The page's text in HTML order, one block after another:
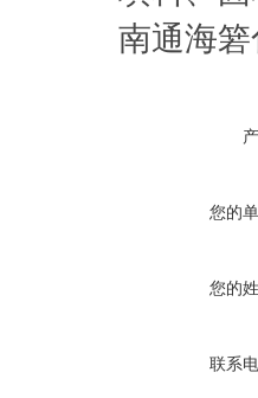
南通海
您的
您的
联系